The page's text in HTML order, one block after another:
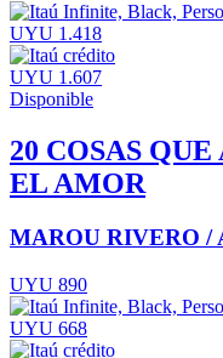
UYU 1.418
UYU 1.607
Disponible
20 COSAS
EL AMOR
MAROU RIVERO /
UYU 890
UYU 668